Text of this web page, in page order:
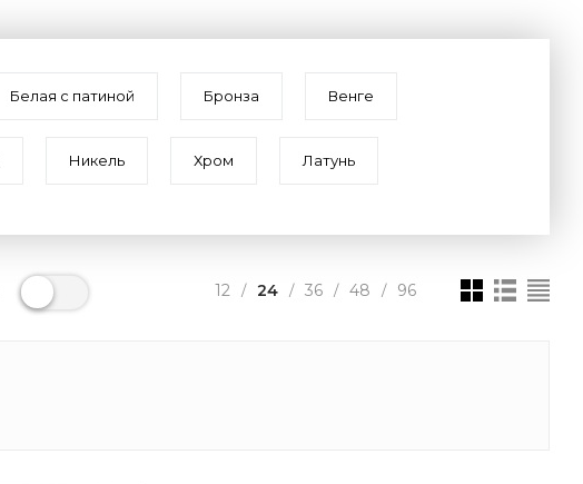
Белая с патиной Бронза Венге
Никель Хром Латунь
12 / 24 / 36 / 48 / 96